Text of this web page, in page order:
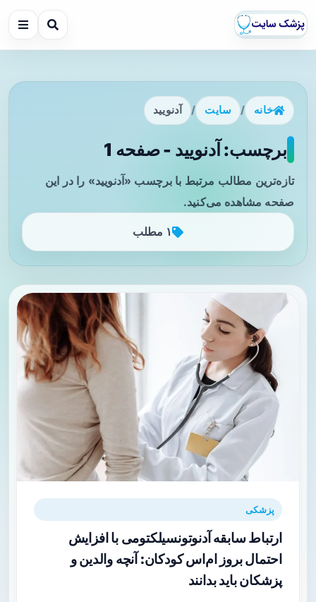
خانه / سایت / آدنویید
برچسب: آدنویید - صفحه 1
تازه‌ترین مطالب مرتبط با برچسب «آدنویید» را در این
صفحه مشاهده می‌کنید.
۱ مطلب
پزشکی
ارتباط سابقه آدنوتونسیلکتومی با افزایش
احتمال بروز ام‌اس کودکان: آنچه والدین و
پزشکان باید بدانند